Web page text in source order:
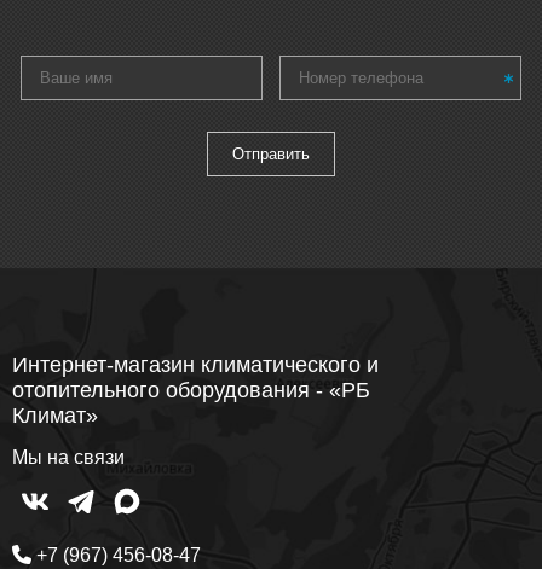
Интернет-магазин климатического и
отопительного оборудования - «РБ
Климат»
Мы на связи
+7 (967) 456-08-47